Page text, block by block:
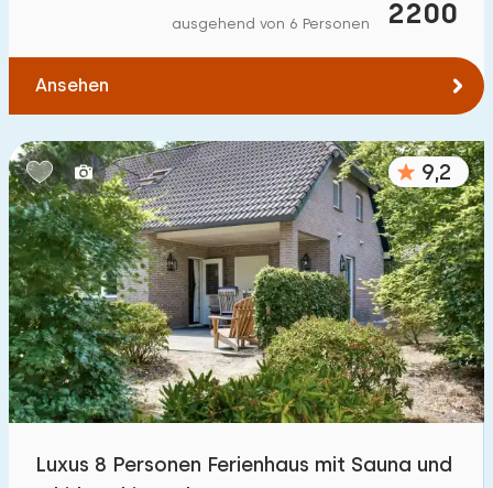
Kinderfreundlich
Kindermöbel
Eingezäunter Garten 33
Spielgeräte im Garten 40
Hallenbad 22
Freibad 30
Kinderanimation 26
Kindereinrichtungen im Park 35
Zugänglichkeit
2200
ausgehend von 6 Personen
Ansehen
9,2
Luxus 8 Personen Ferienhaus mit Sauna und